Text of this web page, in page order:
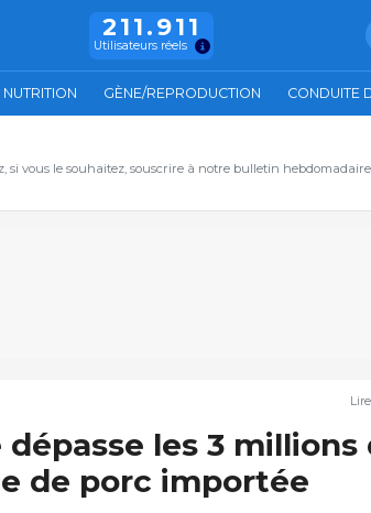
211.911
Utilisateurs réels
NUTRITION GÈNE/REPRODUCTION CONDUITE
si vous le souhaitez, souscrire à notre bulletin
dépasse les 3
de porc importée